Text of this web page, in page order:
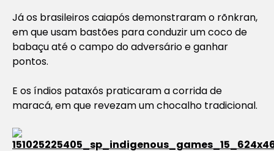
Já os brasileiros caiapós demonstraram o rõnkran,
em que usam bastões para conduzir um coco de
babaçu até o campo do adversário e ganhar
pontos.
E os índios pataxós praticaram a corrida de
maracá, em que revezam um chocalho tradicional.